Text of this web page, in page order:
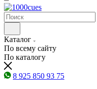
Каталог
По всему сайту
По каталогу
8 925 850 93 75